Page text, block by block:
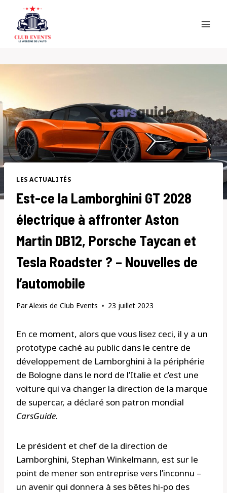
content
LES ACTUALITÉS
Est-ce la Lamborghini GT 2028
électrique à affronter Aston
Martin DB12, Porsche Taycan et
Tesla Roadster ? – Nouvelles de
l’automobile
ParAlexis de Club Events 23 juillet 2023
En ce moment, alors que vous lisez ceci, il y a un
prototype caché au public dans le centre de
développement de Lamborghini à la périphérie
de Bologne dans le nord de l’Italie et c’est une
voiture qui va changer la direction de la marque
de supercar, a déclaré son patron mondial
CarsGuide.
Le président et chef de la direction de
Lamborghini, Stephan Winkelmann, est sur le
point de mener son entreprise vers l’inconnu –
un avenir qui donnera à ses bêtes hi-po des